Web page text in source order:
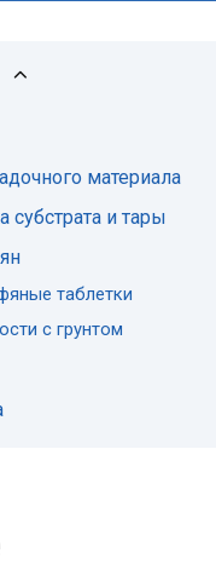
материала
субстрата и тары
таблетки
с грунтом